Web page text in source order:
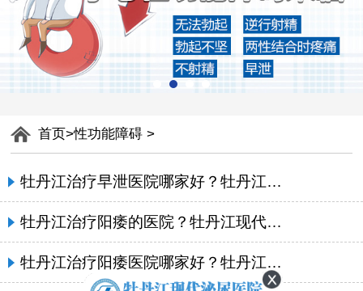
首页>性功能障碍 >
牡丹江治疗早泄医院哪家好？牡丹江现代泌尿医院
牡丹江治疗阳痿的医院？牡丹江现代泌尿男科医院
牡丹江治疗阳痿医院哪家好？牡丹江现代泌尿医院